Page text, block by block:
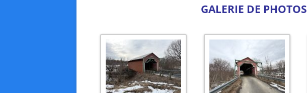
GALERIE DE PHOTOS